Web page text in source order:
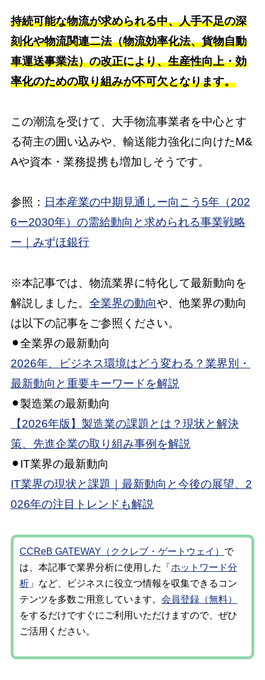
持続可能な物流が求められる中、人手不足の深
刻化や物流関連二法（物流効率化法、貨物自動
車運送事業法）の改正により、生産性向上・効
率化のための取り組みが不可欠となります。
この潮流を受けて、大手物流事業者を中心とす
る荷主の囲い込みや、輸送能力強化に向けたM&
Aや資本・業務提携も増加しそうです。
参照： 日本産業の中期見通しー向こう5年（202
6ー2030年）の需給動向と求められる事業戦略
ー｜みずほ銀行
※本記事では、物流業界に特化して最新動向を
解説しました。 全業界の動向や、他業界の動向
は以下の記事をご参照ください。
⚫︎全業界の最新動向
2026年、ビジネス環境はどう変わる？業界別・
最新動向と重要キーワードを解説
⚫︎製造業の最新動向
【2026年版】製造業の課題とは？現状と解決
策、先進企業の取り組み事例を解説
⚫︎IT業界の最新動向
IT業界の現状と課題｜最新動向と今後の展望、2
026年の注目トレンドも解説
CCReB GATEWAY（ククレブ・ゲートウェイ） で
は、本記事で業界分析に使用した「 ホットワード分
析」など、ビジネスに役立つ情報を収集できるコン
テンツを多数ご用意しています。 会員登録（無料）
をするだけですぐにご利用いただけますので、ぜひ
ご活用ください。